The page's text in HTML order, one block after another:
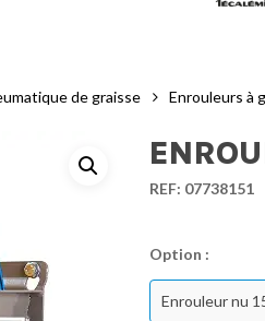
de graisse Enrouleurs à
REF: 07738151
Option :
Enrouleur nu